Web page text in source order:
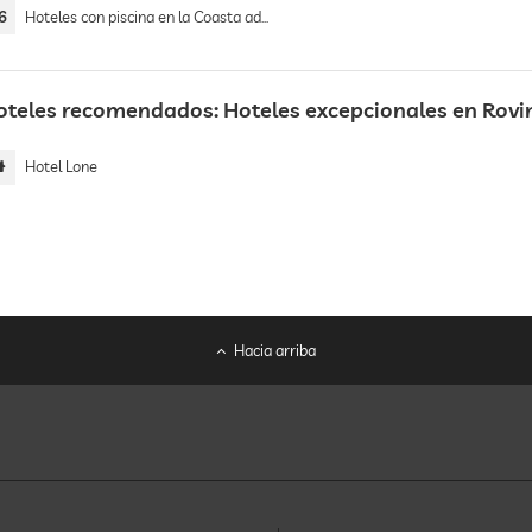
Hoteles con piscina en la Coasta adriática croata
recomendados: Hoteles excepcionales en
Hotel Lone
Hacia arriba